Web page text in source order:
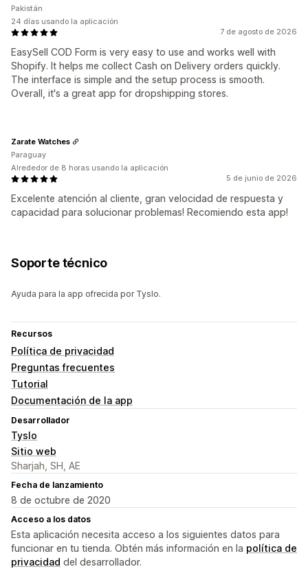
7 de agosto de 2026
EasySell COD Form is very easy to use and works well with
Shopify. It helps me collect Cash on Delivery orders quickly.
The interface is simple and the setup process is smooth.
Overall, it's a great app for dropshipping stores.
Pakistán
24 días usando la aplicación
5 de junio de 2026
Excelente atención al cliente, gran velocidad de respuesta y
capacidad para solucionar problemas! Recomiendo esta app!
Zarate Watches
Paraguay
Alrededor de 8 horas usando la aplicación
Soporte técnico
Ayuda para la app ofrecida por Tyslo.
Recursos
Política de privacidad
Preguntas frecuentes
Tutorial
Documentación de la app
Desarrollador
Tyslo
Sitio web
Sharjah, SH, AE
Fecha de lanzamiento
8 de octubre de 2020
Acceso a los datos
Esta aplicación necesita acceso a los siguientes datos para
funcionar en tu tienda. Obtén más información en la política de
privacidad del desarrollador.